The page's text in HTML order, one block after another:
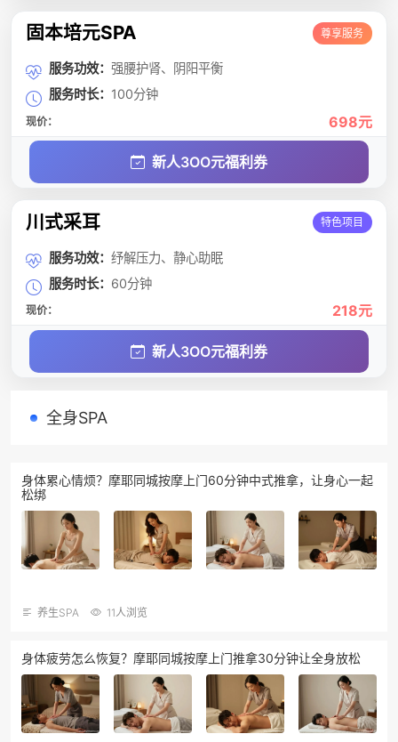
固本培元SPA 尊享服务
服务功效： 强腰护肾、阴阳平衡
服务时长： 100分钟
现价： 698元
新人3OO元福利券
川式采耳 特色项目
服务功效： 纾解压力、静心助眠
服务时长： 60分钟
现价： 218元
新人3OO元福利券
全身SPA
身体累心情烦？摩耶同城按摩上门60分钟中式推拿，让身心一起
松绑
养生SPA 11人浏览
身体疲劳怎么恢复？摩耶同城按摩上门推拿30分钟让全身放松